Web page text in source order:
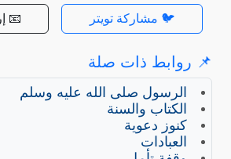
🐦 مشاركة تويتر 📧
📌 روابط ذات صلة
الرسول صلى الله عليه وسلم
الكتاب والسنة
كنوز دعوية
العبادات